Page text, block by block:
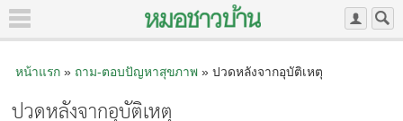
หน้าแรก» ถาม-ตอบปัญหาสุขภาพ» ปวดหลังจากอุบัติเหตุ
ปวดหลังจากอุบัติเหตุ